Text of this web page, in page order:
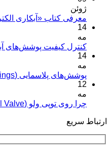
ژوئن
معرفی کتاب «آبکاری
14
مه
کنترل کیفیت پوشش‌های
14
مه
پوشش‌های پلاسمایی (Plasma Coatings)
12
مه
چرا روی توپی‌ ولو (Ball Valve) آبکاری الکترولس نیکل انجام می‌شود؟
ارتباط سریع